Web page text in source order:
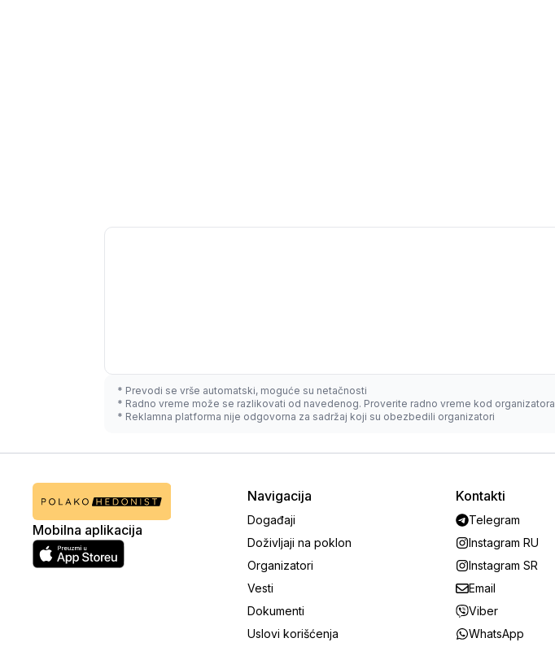
* Prevodi se vrše automatski, moguće su netačnosti
* Radno vreme može se razlikovati od navedenog. Proverite radno vreme kod organizatora
* Reklamna platforma nije odgovorna za sadržaj koji su obezbedili organizatori
Mobilna aplikacija
Navigacija
Događaji
Doživljaji na poklon
Organizatori
Vesti
Dokumenti
Uslovi korišćenja
Kontakti
Telegram
Instagram RU
Instagram SR
Email
Viber
WhatsApp